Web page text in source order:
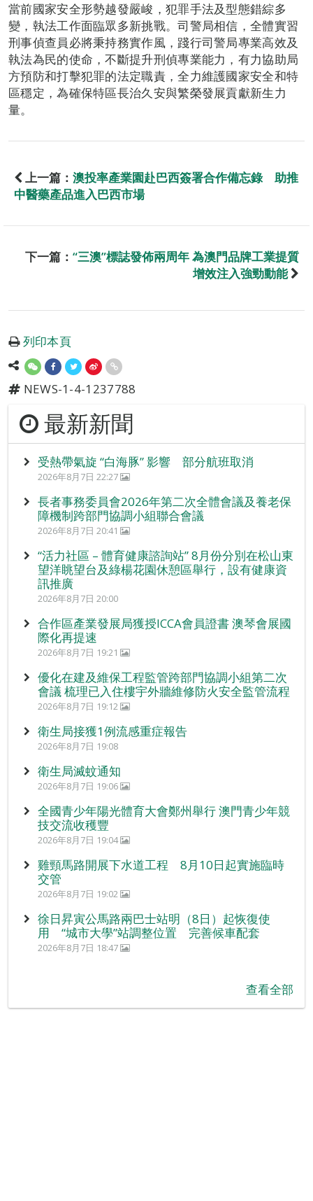
當前國家安全形勢越發嚴峻，犯罪手法及型態錯綜多
變，執法工作面臨眾多新挑戰。司警局相信，全體實習
刑事偵查員必將秉持務實作風，踐行司警局專業高效及
執法為民的使命，不斷提升刑偵專業能力，有力協助局
方預防和打擊犯罪的法定職責，全力維護國家安全和特
區穩定，為確保特區長治久安與繁榮發展貢獻新生力
量。
上一篇： 澳投率產業園赴巴西簽署合作備忘錄 助推
中醫藥產品進入巴西市場
下一篇： “三澳”標誌發佈兩周年 為澳門品牌工業提質
增效注入強勁動能
列印本頁
NEWS-1-4-1237788
最新新聞
受熱帶氣旋 “白海豚” 影響 部分航班取消
2026年8月7日 22:27
長者事務委員會2026年第二次全體會議及養老保
障機制跨部門協調小組聯合會議
2026年8月7日 20:41
“活力社區 – 體育健康諮詢站” 8月份分別在松山東
望洋眺望台及綠楊花園休憩區舉行，設有健康資
訊推廣
2026年8月7日 20:00
合作區產業發展局獲授ICCA會員證書 澳琴會展國
際化再提速
2026年8月7日 19:21
優化在建及維保工程監管跨部門協調小組第二次
會議 梳理已入住樓宇外牆維修防火安全監管流程
2026年8月7日 19:12
衛生局接獲1例流感重症報告
2026年8月7日 19:08
衛生局滅蚊通知
2026年8月7日 19:06
全國青少年陽光體育大會鄭州舉行 澳門青少年競
技交流收穫豐
2026年8月7日 19:04
雞頸馬路開展下水道工程 8月10日起實施臨時
交管
2026年8月7日 19:02
徐日昇寅公馬路兩巴士站明（8日）起恢復使
用 “城市大學”站調整位置 完善候車配套
2026年8月7日 18:47
查看全部